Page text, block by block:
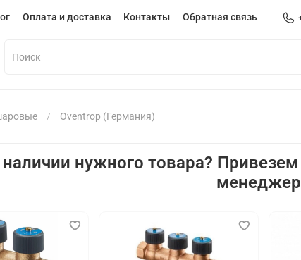
Оплата и доставка Контакты Обратная связь
Oventrop (Германия)
нужного товара?